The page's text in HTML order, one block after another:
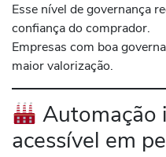
Esse nível de governança
confiança do comprador.
Empresas com boa
maior valorização.
Automação
acessível em